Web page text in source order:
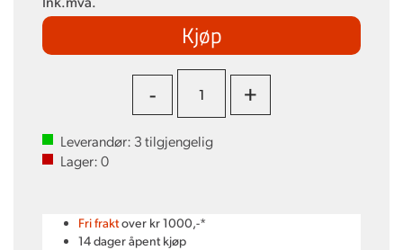
Kjøp
- +
Leverandør: 3tilgjengelig
Lager:0
Fri fraktover kr 1000,-*
14 dager åpent kjøp